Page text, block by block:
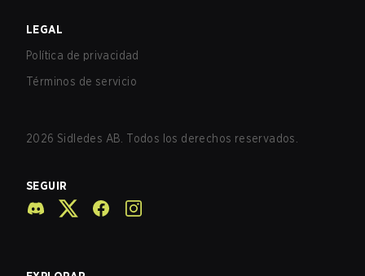
LEGAL
Política de privacidad
Términos de servicio
2026 Sidledes AB. Todos los derechos reservados.
SEGUIR